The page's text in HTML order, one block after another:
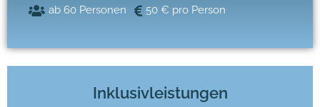
ab 60 Personen 50 € pro Person
Inklusivleistungen